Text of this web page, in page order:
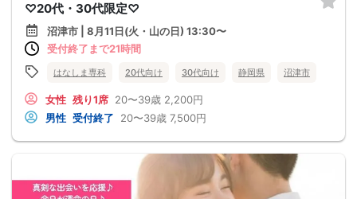
♡20代・30代限定♡
沼津市 | 8月11日(火・山の日) 13:30〜
受付終了まで21時間
はなしま専科 20代向け 30代向け 静岡県 沼津市
女性 残り1席 20〜39歳 2,200円
男性 受付終了 20〜39歳 7,500円